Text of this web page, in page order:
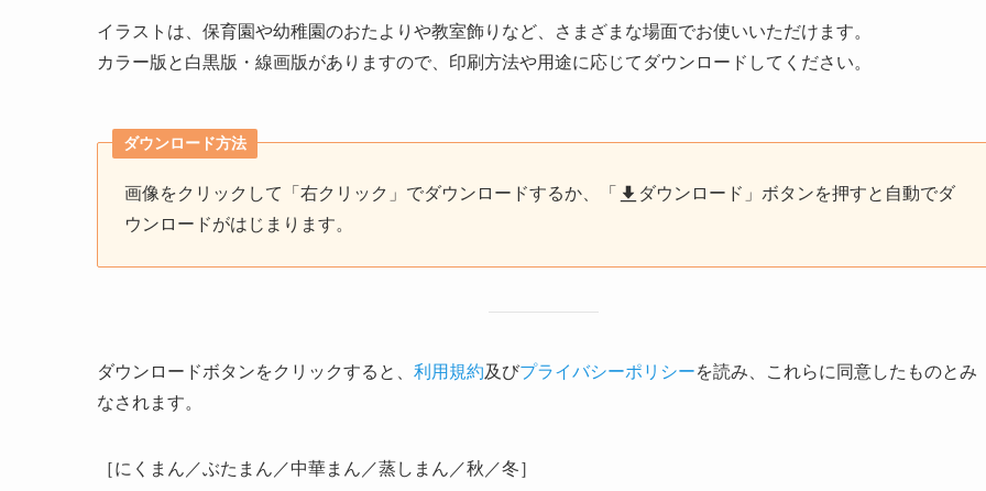
イラストは、保育園や幼稚園のおたよりや教室飾りなど、さまざまな場面でお使いいただけます。
カラー版と白黒版・線画版がありますので、印刷方法や用途に応じてダウンロードしてください。
ダウンロード方法
画像をクリックして「右クリック」でダウンロードするか、「
ダウンロード」ボタンを押すと自動でダ
ウンロードがはじまります。
ダウンロードボタンをクリックすると、 利用規約及びプライバシーポリシーを読み、これらに同意したものとみ
なされます。
［にくまん／ぶたまん／中華まん／蒸しまん／秋／冬］